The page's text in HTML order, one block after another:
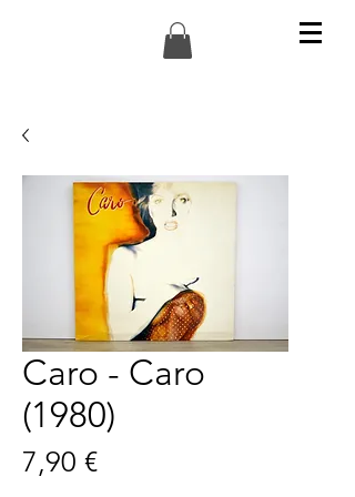
Caro - Caro
(1980)
7,90 €Preis